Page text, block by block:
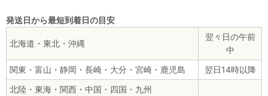
発送日から最短到着日の目安
北海道・東北・沖縄
翌々日の午前
中
関東・富山・静岡・長崎・大分・宮崎・鹿児島
翌日14時以降
北陸・東海・関西・中国・四国・九州